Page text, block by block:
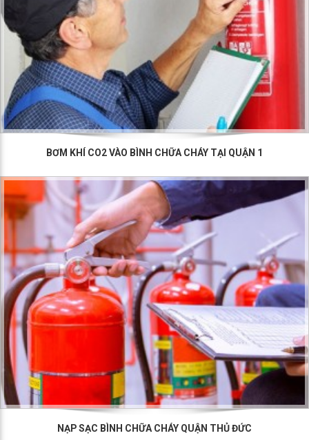
BƠM KHÍ CO2 VÀO BÌNH CHỮA CHÁY TẠI QUẬN 1
NẠP SẠC BÌNH CHỮA CHÁY QUẬN THỦ ĐỨC